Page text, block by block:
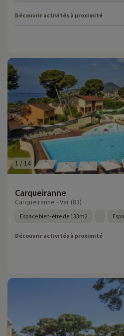
Découvrir activités à proximité
1 / 14
Carqueiranne
Carqueiranne - Var (83)
Espace bien-être de 133m2
Découvrir activités à proximité